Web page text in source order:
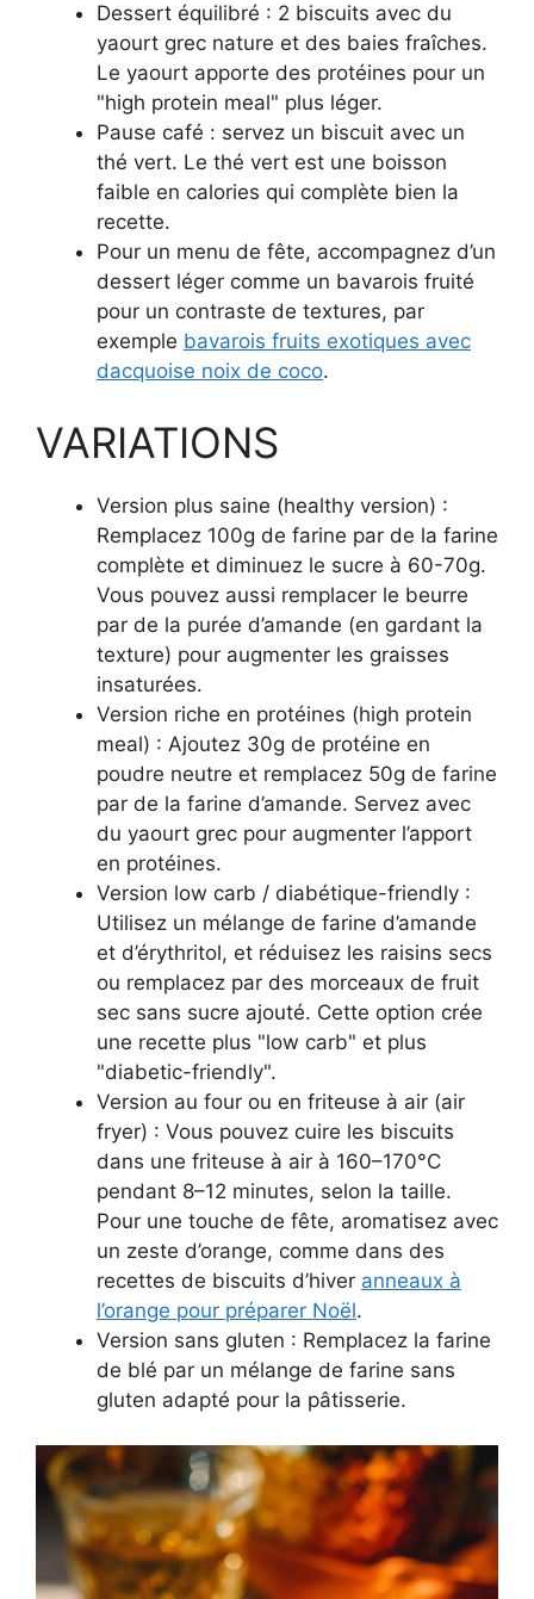
Dessert équilibré : 2 biscuits avec du
yaourt grec nature et des baies fraîches.
Le yaourt apporte des protéines pour un
"high protein meal" plus léger.
Pause café : servez un biscuit avec un
thé vert. Le thé vert est une boisson
faible en calories qui complète bien la
recette.
Pour un menu de fête, accompagnez d’un
dessert léger comme un bavarois fruité
pour un contraste de textures, par
exemple bavarois fruits exotiques avec
dacquoise noix de coco.
VARIATIONS
Version plus saine (healthy version) :
Remplacez 100g de farine par de la farine
complète et diminuez le sucre à 60-70g.
Vous pouvez aussi remplacer le beurre
par de la purée d’amande (en gardant la
texture) pour augmenter les graisses
insaturées.
Version riche en protéines (high protein
meal) : Ajoutez 30g de protéine en
poudre neutre et remplacez 50g de farine
par de la farine d’amande. Servez avec
du yaourt grec pour augmenter l’apport
en protéines.
Version low carb / diabétique-friendly :
Utilisez un mélange de farine d’amande
et d’érythritol, et réduisez les raisins secs
ou remplacez par des morceaux de fruit
sec sans sucre ajouté. Cette option crée
une recette plus "low carb" et plus
"diabetic-friendly".
Version au four ou en friteuse à air (air
fryer) : Vous pouvez cuire les biscuits
dans une friteuse à air à 160–170°C
pendant 8–12 minutes, selon la taille.
Pour une touche de fête, aromatisez avec
un zeste d’orange, comme dans des
recettes de biscuits d’hiver anneaux à
l’orange pour préparer Noël.
Version sans gluten : Remplacez la farine
de blé par un mélange de farine sans
gluten adapté pour la pâtisserie.